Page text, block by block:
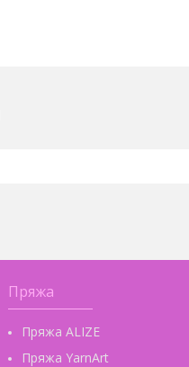
Пряжа
Пряжа ALIZE
Пряжа YarnArt